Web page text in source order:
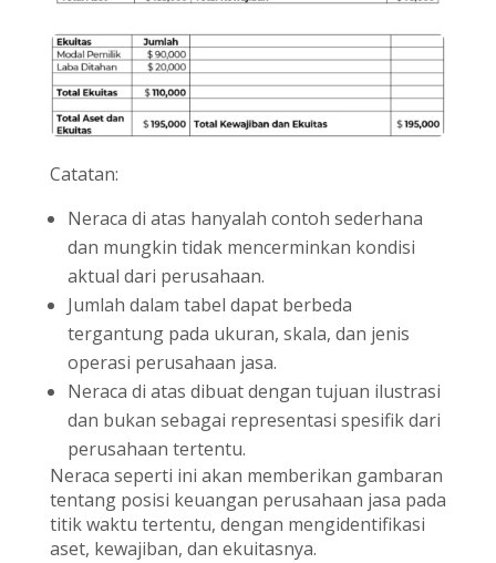
Catatan:
Neraca di atas hanyalah contoh sederhana
dan mungkin tidak mencerminkan kondisi
aktual dari perusahaan.
Jumlah dalam tabel dapat berbeda
tergantung pada ukuran, skala, dan jenis
operasi perusahaan jasa.
Neraca di atas dibuat dengan tujuan ilustrasi
dan bukan sebagai representasi spesifik dari
perusahaan tertentu.
Neraca seperti ini akan memberikan gambaran
tentang posisi keuangan perusahaan jasa pada
titik waktu tertentu, dengan mengidentifikasi
aset, kewajiban, dan ekuitasnya.